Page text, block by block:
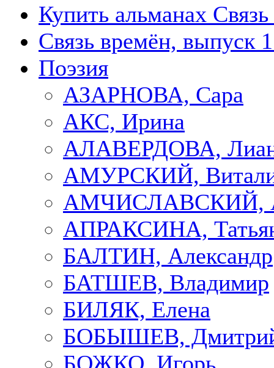
Купить альманах
Связь времён, выпуск
Поэзия
АЗАРНОВА, Сара
АКС, Ирина
АЛАВЕРДОВА,
АМУРСКИЙ,
АМЧИСЛАВСКИЙ,
АПРАКСИНА,
БАЛТИН, Александр
БАТШЕВ, Владимир
БИЛЯК, Елена
БОБЫШЕВ,